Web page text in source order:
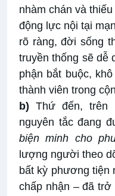
nhàm chán và
động lực nội tại
rõ ràng, đời sống
truyền thống sẽ dễ
phận bắt buộc,
thành viên trong
b)Thứ đến, trên
nguyên tắc đang
biện minh cho
lượng người theo
bất kỳ phương tiện
chấp nhận – đã